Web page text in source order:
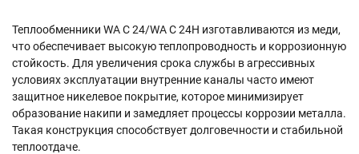
Теплообменники WA C 24/WA C 24H изготавливаются из меди,
что обеспечивает высокую теплопроводность и коррозионную
стойкость. Для увеличения срока службы в агрессивных
условиях эксплуатации внутренние каналы часто имеют
защитное никелевое покрытие, которое минимизирует
образование накипи и замедляет процессы коррозии металла.
Такая конструкция способствует долговечности и стабильной
теплоотдаче.